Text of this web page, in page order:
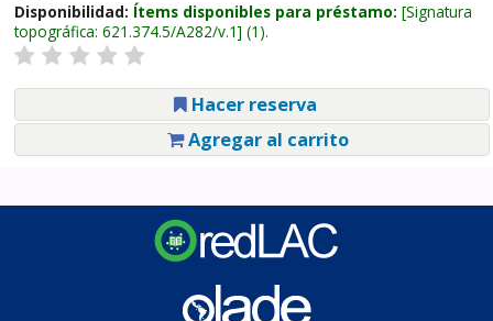
Disponibilidad: Ítems disponibles para préstamo: Signatura
topográfica: 621.374.5/A282/v.1 (1).
Hacer reserva
Agregar al carrito